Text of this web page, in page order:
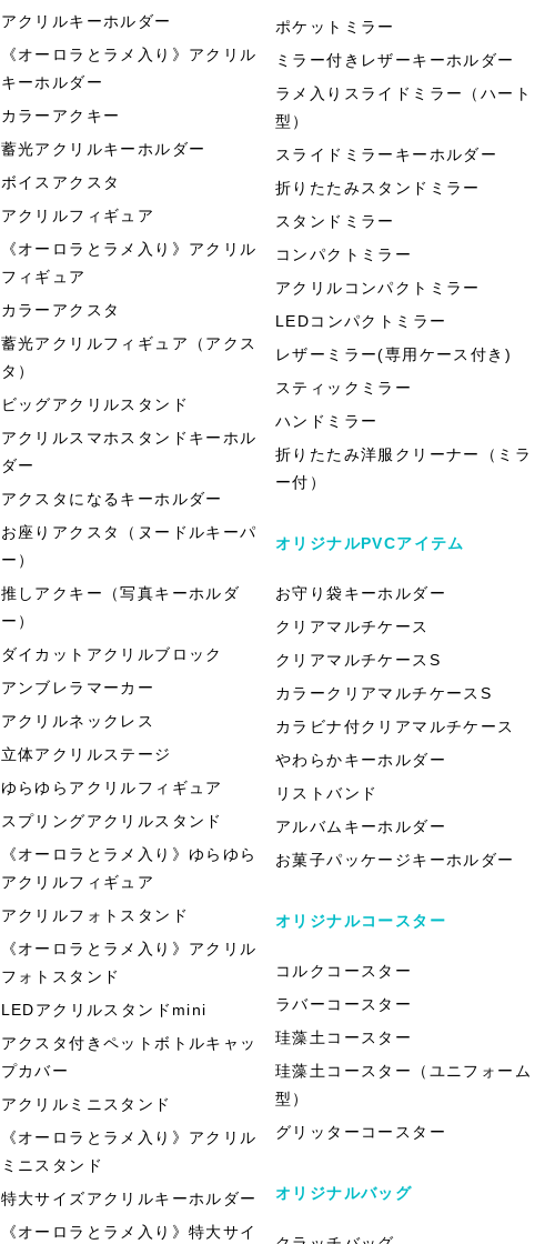
アクリルキーホルダー
《オーロラとラメ入り》アクリル
キーホルダー
カラーアクキー
蓄光アクリルキーホルダー
ボイスアクスタ
アクリルフィギュア
《オーロラとラメ入り》アクリル
フィギュア
カラーアクスタ
蓄光アクリルフィギュア（アクス
タ）
ビッグアクリルスタンド
アクリルスマホスタンドキーホル
ダー
アクスタになるキーホルダー
お座りアクスタ（ヌードルキーパ
ー）
推しアクキー（写真キーホルダ
ー）
ダイカットアクリルブロック
アンブレラマーカー
アクリルネックレス
立体アクリルステージ
ゆらゆらアクリルフィギュア
スプリングアクリルスタンド
《オーロラとラメ入り》ゆらゆら
アクリルフィギュア
アクリルフォトスタンド
《オーロラとラメ入り》アクリル
フォトスタンド
LEDアクリルスタンドmini
アクスタ付きペットボトルキャッ
プカバー
アクリルミニスタンド
《オーロラとラメ入り》アクリル
ミニスタンド
特大サイズアクリルキーホルダー
《オーロラとラメ入り》特大サイ
ポケットミラー
ミラー付きレザーキーホルダー
ラメ入りスライドミラー（ハート
型）
スライドミラーキーホルダー
折りたたみスタンドミラー
スタンドミラー
コンパクトミラー
アクリルコンパクトミラー
LEDコンパクトミラー
レザーミラー(専用ケース付き)
スティックミラー
ハンドミラー
折りたたみ洋服クリーナー（ミラ
ー付）
オリジナルPVCアイテム
お守り袋キーホルダー
クリアマルチケース
クリアマルチケースS
カラークリアマルチケースS
カラビナ付クリアマルチケース
やわらかキーホルダー
リストバンド
アルバムキーホルダー
お菓子パッケージキーホルダー
オリジナルコースター
コルクコースター
ラバーコースター
珪藻土コースター
珪藻土コースター（ユニフォーム
型）
グリッターコースター
オリジナルバッグ